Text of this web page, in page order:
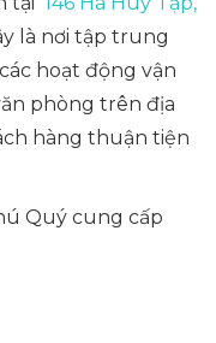
là nơi tập trung
hoạt động vận
phòng trên địa
hàng thuận tiện
Quý cung cấp